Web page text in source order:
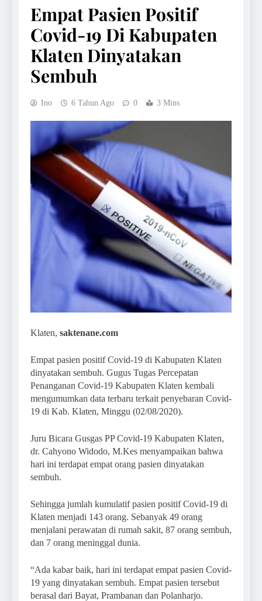
Empat Pasien Positif
Covid-19 Di Kabupaten
Klaten Dinyatakan
Sembuh
Ino 6 Tahun Ago 0 3 Mins
Klaten, saktenane.com
Empat pasien positif Covid-19 di Kabupaten Klaten
dinyatakan sembuh. Gugus Tugas Percepatan
Penanganan Covid-19 Kabupaten Klaten kembali
mengumumkan data terbaru terkait penyebaran Covid-
19 di Kab. Klaten, Minggu (02/08/2020).
Juru Bicara Gusgas PP Covid-19 Kabupaten Klaten,
dr. Cahyono Widodo, M.Kes menyampaikan bahwa
hari ini terdapat empat orang pasien dinyatakan
sembuh.
Sehingga jumlah kumulatif pasien positif Covid-19 di
Klaten menjadi 143 orang. Sebanyak 49 orang
menjalani perawatan di rumah sakit, 87 orang sembuh,
dan 7 orang meninggal dunia.
“Ada kabar baik, hari ini terdapat empat pasien Covid-
19 yang dinyatakan sembuh. Empat pasien tersebut
berasal dari Bayat, Prambanan dan Polanharjo.